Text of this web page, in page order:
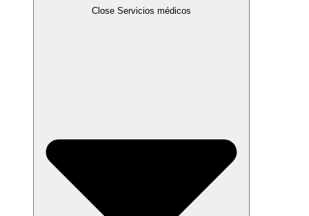
Close Servicios médicos